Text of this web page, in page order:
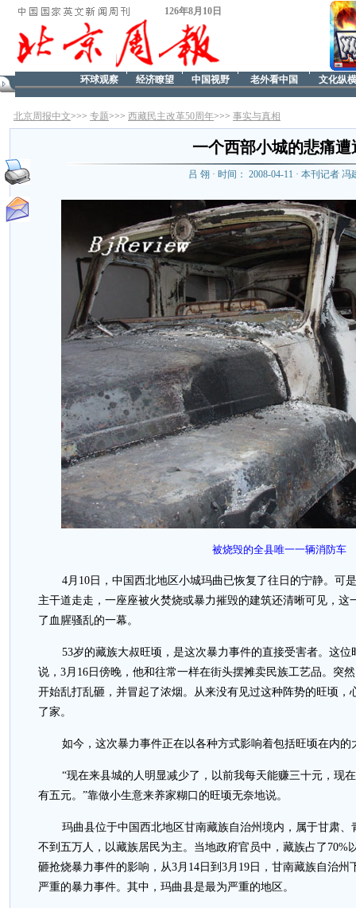
126年8月10日
文化纵横
老外看中国
中国视野
经济瞭望
环球观察
北京周报中文>>> 专题>>> 西藏民主改革50周年>>> 事实与真相
一个西部小城的悲痛遭
吕 翎 · 时间： 2008-04-11 · 本刊记者 冯
被烧毁的全县唯一一辆消防车
4月10日，中国西北地区小城玛曲已恢复了往日的宁静。可
主干道走走，一座座被火焚烧或暴力摧毁的建筑还清晰可见，这
了血腥骚乱的一幕。
53岁的藏族大叔旺顷，是这次暴力事件的直接受害者。这
说，3月16日傍晚，他和往常一样在街头摆摊卖民族工艺品。突
开始乱打乱砸，并冒起了浓烟。从来没有见过这种阵势的旺顷，
了家。
如今，这次暴力事件正在以各种方式影响着包括旺顷在内的
“现在来县城的人明显减少了，以前我每天能赚三十元，现
有五元。”靠做小生意来养家糊口的旺顷无奈地说。
玛曲县位于中国西北地区甘南藏族自治州境内，属于甘肃
不到五万人，以藏族居民为主。当地政府官员中，藏族占了70%
砸抢烧暴力事件的影响，从3月14日到3月19日，甘南藏族自治
严重的暴力事件。其中，玛曲县是最为严重的地区。